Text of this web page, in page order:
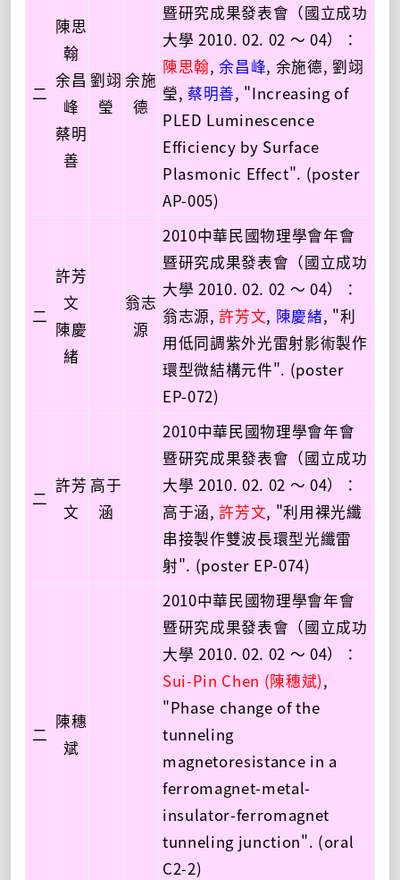
二
陳思
翰
余昌
峰
蔡明
善
劉翊
瑩
余施
德
暨研究成果發表會（國立成功
大學 2010. 02. 02 ～ 04）：
陳思翰,余昌峰, 余施德, 劉翊
瑩, 蔡明善, "Increasing of
PLED Luminescence
Efficiency by Surface
Plasmonic Effect". (poster
AP-005)
二
許芳
文
陳慶
緒
翁志
源
2010中華民國物理學會年會
暨研究成果發表會（國立成功
大學 2010. 02. 02 ～ 04）：
翁志源, 許芳文, 陳慶緒, "利
用低同調紫外光雷射影術製作
環型微結構元件". (poster
EP-072)
二
許芳
文
高于
涵
2010中華民國物理學會年會
暨研究成果發表會（國立成功
大學 2010. 02. 02 ～ 04）：
高于涵,許芳文, "利用裸光纖
串接製作雙波長環型光纖雷
射". (poster EP-074)
二
陳穗
斌
2010中華民國物理學會年會
暨研究成果發表會（國立成功
大學 2010. 02. 02 ～ 04）：
Sui-Pin Chen (陳穗斌),
"Phase change of the
tunneling
magnetoresistance in a
ferromagnet-metal-
insulator-ferromagnet
tunneling junction". (oral
C2-2)